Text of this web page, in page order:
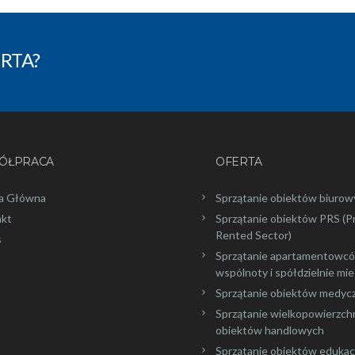
Główna
OFERTA
Sprzątanie obiektów
Sprzątanie obiektów PRS
Rented Sector)
Sprzątanie
wspólnoty i spółdzielnie
Sprzątanie obiektów
Sprzątanie
obiektów handlowych
Sprzątanie obiektów